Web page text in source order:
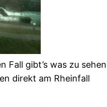
Fall gibt’s was zu
direkt am Rheinfall